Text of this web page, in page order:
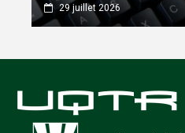
29 juillet 2026